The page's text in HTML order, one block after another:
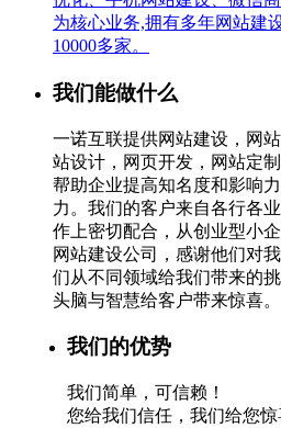
为核心业务,拥有多年网站建
10000多家。
我们能做什么
一诺互联提供网站建设，网
站设计，网页开发，网站定
帮助企业提高知名度和影响
力。我们的客户来自各行各
作上密切配合，从创业型小
网站建设公司，感谢他们对
们从不同领域给我们带来的
头脑与智慧给客户带来惊喜。
我们的优势
我们简单，可信赖！
您给我们信任，我们给您惊